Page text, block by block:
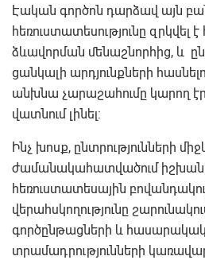
Էական գործոն դարձավ այն
հեռուստատեսությունը զրկվել
ձևավորման մենաշնորհից, և
ցանկալի արդյունքների
անխնա չարաշահումը կարող
վատնում լինել:
Ինչ խոսք, ընտրությունների
ժամանակահատվածում
հեռուստատեսային
վերահսկողությունը
գործընթացների և
տրամադրությունների